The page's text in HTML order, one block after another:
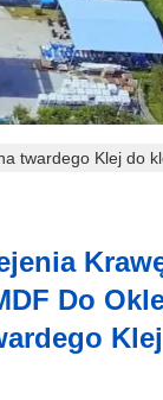
twardego Klej do
Do